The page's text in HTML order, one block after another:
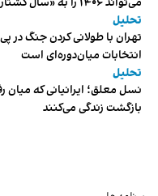
تحلیل
تهران با طولانی کردن جنگ در
انتخابات میان‌دوره‌ای است
تحلیل
نسل معلق؛ ایرانیانی که
بازگشت زندگی می‌کنند